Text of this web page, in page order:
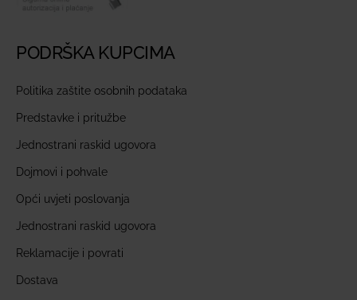
PODRŠKA KUPCIMA
Politika zaštite osobnih podataka
Predstavke i pritužbe
Jednostrani raskid ugovora
Dojmovi i pohvale
Opći uvjeti poslovanja
Jednostrani raskid ugovora
Reklamacije i povrati
Dostava